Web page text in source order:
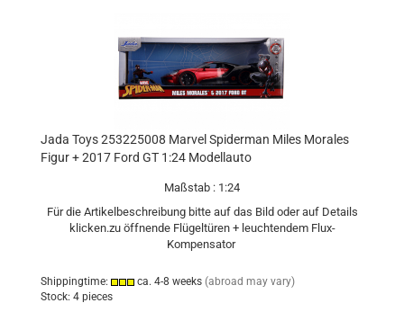
Jada Toys 253225008 Marvel Spiderman Miles Morales
Figur + 2017 Ford GT 1:24 Modellauto
Maßstab : 1:24
Für die Artikelbeschreibung bitte auf das Bild oder auf Details
klicken.zu öffnende Flügeltüren + leuchtendem Flux-
Kompensator
Shippingtime: ca. 4-8 weeks (abroad may vary)
Stock: 4 pieces